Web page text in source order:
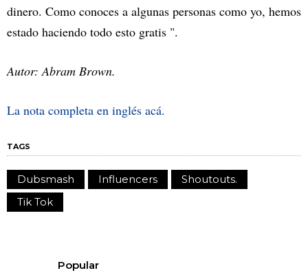
dinero. Como conoces a algunas personas como yo, hemos
estado haciendo todo esto gratis ".
Autor: Abram Brown.
La nota completa en inglés acá.
TAGS
Dubsmash Influencers
Shoutouts.
Tik Tok
Popular